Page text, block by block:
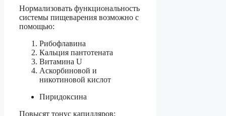
Нормализовать функциональность
системы пищеварения возможно с
помощью:
Рибофлавина
Кальция пантотената
Витамина U
Аскорбиновой и
никотиновой кислот
Пиридоксина
Повысят тонус капилляров: